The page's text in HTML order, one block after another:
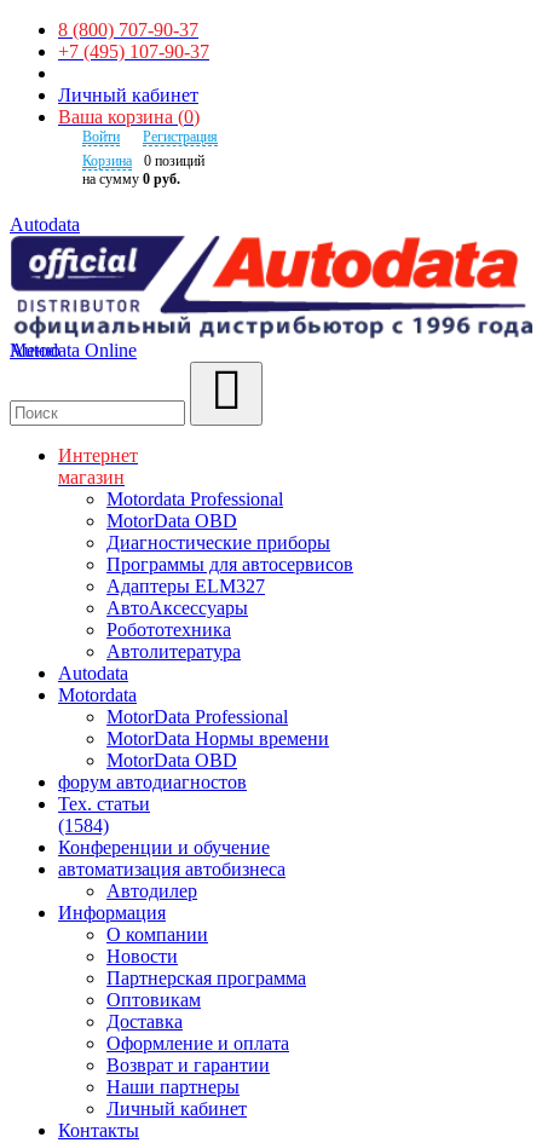
8 (800) 707-90-37
+7 (495) 107-90-37
Личный кабинет
Ваша корзина (0)
Войти
Регистрация
Корзина
0 позиций
на сумму 0 руб.
Autodata
Autodata Online
Меню
Интернет
магазин
Motordata Professional
MotorData OBD
Диагностические приборы
Программы для автосервисов
Адаптеры ELM327
АвтоАксессуары
Робототехника
Автолитература
Autodata
Motordata
MotorData Professional
MotorData Нормы времени
MotorData OBD
форум автодиагностов
Тех. статьи
(1584)
Конференции и обучение
автоматизация автобизнеса
Автодилер
Информация
О компании
Новости
Партнерская программа
Оптовикам
Доставка
Оформление и оплата
Возврат и гарантии
Наши партнеры
Личный кабинет
Контакты